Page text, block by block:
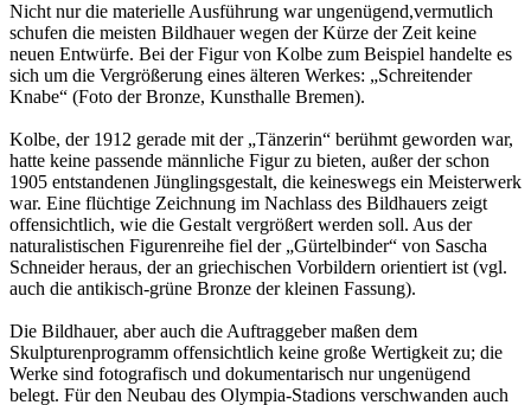
Nicht nur die materielle Ausführung war ungenügend,vermutlich
schufen die meisten Bildhauer wegen der Kürze der Zeit keine
neuen Entwürfe. Bei der Figur von Kolbe zum Beispiel handelte es
sich um die Vergrößerung eines älteren Werkes: „Schreitender
Knabe“ (Foto der Bronze, Kunsthalle Bremen).
Kolbe, der 1912 gerade mit der „Tänzerin“ berühmt geworden war,
hatte keine passende männliche Figur zu bieten, außer der schon
1905 entstandenen Jünglingsgestalt, die keineswegs ein Meisterwerk
war. Eine flüchtige Zeichnung im Nachlass des Bildhauers zeigt
offensichtlich, wie die Gestalt vergrößert werden soll. Aus der
naturalistischen Figurenreihe fiel der „Gürtelbinder“ von Sascha
Schneider heraus, der an griechischen Vorbildern orientiert ist (vgl.
auch die antikisch-grüne Bronze der kleinen Fassung).
Die Bildhauer, aber auch die Auftraggeber maßen dem
Skulpturenprogramm offensichtlich keine große Wertigkeit zu; die
Werke sind fotografisch und dokumentarisch nur ungenügend
belegt. Für den Neubau des Olympia-Stadions verschwanden auch